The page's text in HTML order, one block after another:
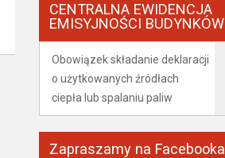
CENTRALNA EWIDENCJA
EMISYJNOŚCI BUDYNKÓW
Obowiązek składanie deklaracji
o użytkowanych źródłach
ciepła lub spalaniu paliw
Zapraszamy na Facebooka